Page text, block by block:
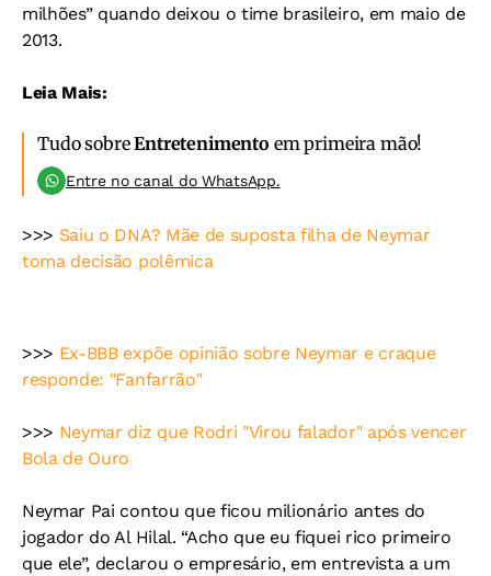
milhões” quando deixou o time brasileiro, em maio de
2013.
Leia Mais:
Tudo sobreEntretenimento em primeira mão!
Entre no canal do WhatsApp.
>>> Saiu o DNA? Mãe de suposta filha de Neymar
toma decisão polêmica
>>> Ex-BBB expõe opinião sobre Neymar e craque
responde: "Fanfarrão"
>>> Neymar diz que Rodri "Virou falador" após vencer
Bola de Ouro
Neymar Pai contou que ficou milionário antes do
jogador do Al Hilal. “Acho que eu fiquei rico primeiro
que ele”, declarou o empresário, em entrevista a um